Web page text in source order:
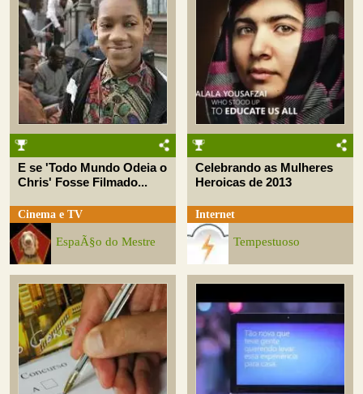
E se 'Todo Mundo Odeia o
Chris' Fosse Filmado...
Cinema e TV
EspaÃ§o do Mestre
Celebrando as Mulheres
Heroicas de 2013
Internet
Tempestuoso